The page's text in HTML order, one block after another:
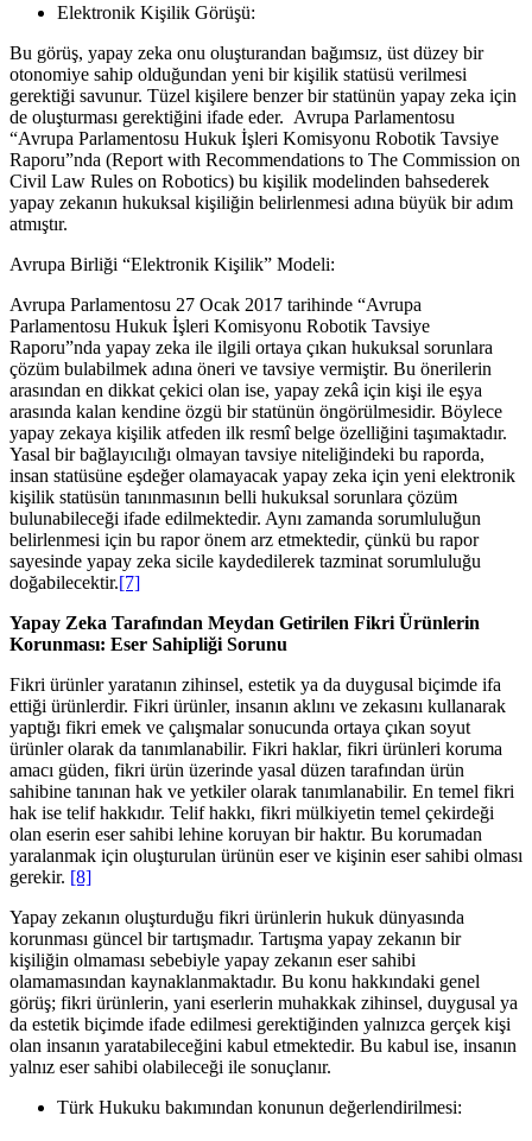
Elektronik Kişilik Görüşü:
Bu görüş, yapay zeka onu oluşturandan bağımsız, üst düzey bir
otonomiye sahip olduğundan yeni bir kişilik statüsü verilmesi
gerektiği savunur. Tüzel kişilere benzer bir statünün yapay zeka için
de oluşturması gerektiğini ifade eder. Avrupa Parlamentosu
“Avrupa Parlamentosu Hukuk İşleri Komisyonu Robotik Tavsiye
Raporu”nda (Report with Recommendations to The Commission on
Civil Law Rules on Robotics) bu kişilik modelinden bahsederek
yapay zekanın hukuksal kişiliğin belirlenmesi adına büyük bir adım
atmıştır.
Avrupa Birliği “Elektronik Kişilik” Modeli:
Avrupa Parlamentosu 27 Ocak 2017 tarihinde “Avrupa
Parlamentosu Hukuk İşleri Komisyonu Robotik Tavsiye
Raporu”nda yapay zeka ile ilgili ortaya çıkan hukuksal sorunlara
çözüm bulabilmek adına öneri ve tavsiye vermiştir. Bu önerilerin
arasından en dikkat çekici olan ise, yapay zekâ için kişi ile eşya
arasında kalan kendine özgü bir statünün öngörülmesidir. Böylece
yapay zekaya kişilik atfeden ilk resmî belge özelliğini taşımaktadır.
Yasal bir bağlayıcılığı olmayan tavsiye niteliğindeki bu raporda,
insan statüsüne eşdeğer olamayacak yapay zeka için yeni elektronik
kişilik statüsün tanınmasının belli hukuksal sorunlara çözüm
bulunabileceği ifade edilmektedir. Aynı zamanda sorumluluğun
belirlenmesi için bu rapor önem arz etmektedir, çünkü bu rapor
sayesinde yapay zeka sicile kaydedilerek tazminat sorumluluğu
doğabilecektir.[7]
Yapay Zeka Tarafından Meydan Getirilen Fikri Ürünlerin
Korunması: Eser Sahipliği Sorunu
Fikri ürünler yaratanın zihinsel, estetik ya da duygusal biçimde ifa
ettiği ürünlerdir. Fikri ürünler, insanın aklını ve zekasını kullanarak
yaptığı fikri emek ve çalışmalar sonucunda ortaya çıkan soyut
ürünler olarak da tanımlanabilir. Fikri haklar, fikri ürünleri koruma
amacı güden, fikri ürün üzerinde yasal düzen tarafından ürün
sahibine tanınan hak ve yetkiler olarak tanımlanabilir. En temel fikri
hak ise telif hakkıdır. Telif hakkı, fikri mülkiyetin temel çekirdeği
olan eserin eser sahibi lehine koruyan bir haktır. Bu korumadan
yaralanmak için oluşturulan ürünün eser ve kişinin eser sahibi olması
gerekir. [8]
Yapay zekanın oluşturduğu fikri ürünlerin hukuk dünyasında
korunması güncel bir tartışmadır. Tartışma yapay zekanın bir
kişiliğin olmaması sebebiyle yapay zekanın eser sahibi
olamamasından kaynaklanmaktadır. Bu konu hakkındaki genel
görüş; fikri ürünlerin, yani eserlerin muhakkak zihinsel, duygusal ya
da estetik biçimde ifade edilmesi gerektiğinden yalnızca gerçek kişi
olan insanın yaratabileceğini kabul etmektedir. Bu kabul ise, insanın
yalnız eser sahibi olabileceği ile sonuçlanır.
Türk Hukuku bakımından konunun değerlendirilmesi: